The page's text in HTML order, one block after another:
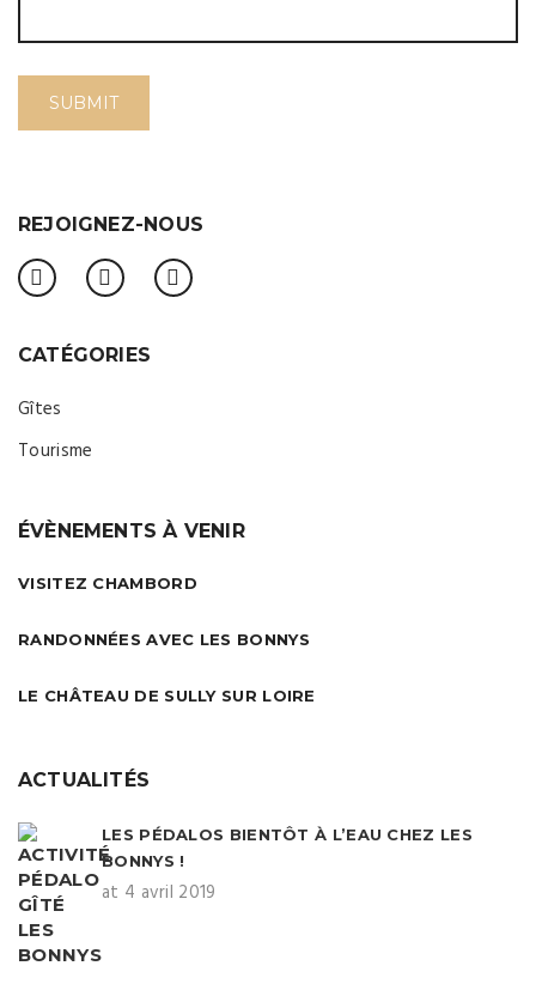
REJOIGNEZ-NOUS
CATÉGORIES
Gîtes
Tourisme
ÉVÈNEMENTS À VENIR
VISITEZ CHAMBORD
RANDONNÉES AVEC LES BONNYS
LE CHÂTEAU DE SULLY SUR LOIRE
ACTUALITÉS
LES PÉDALOS BIENTÔT À L’EAU CHEZ LES
BONNYS !
at 4 avril 2019